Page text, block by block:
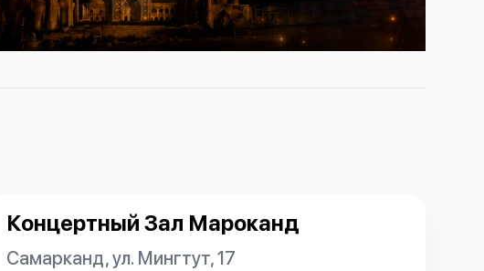
Концертный Зал Мароканд
Самарканд, ул. Мингтут, 17